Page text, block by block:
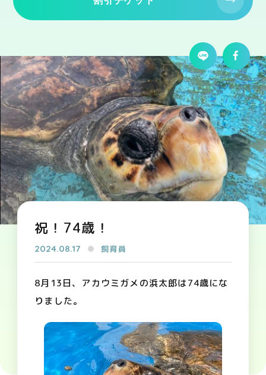
祝！74歳！
2024.08.17 飼育員
8月13日、アカウミガメの浜太郎は74歳にな
りました。